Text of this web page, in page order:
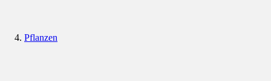
Pflanzen